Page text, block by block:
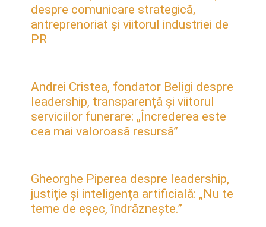
despre comunicare strategică,
antreprenoriat și viitorul industriei de
PR
Andrei Cristea, fondator Beligi despre
leadership, transparență și viitorul
serviciilor funerare: „Încrederea este
cea mai valoroasă resursă”
Gheorghe Piperea despre leadership,
justiție și inteligența artificială: „Nu te
teme de eșec, îndrăznește.”